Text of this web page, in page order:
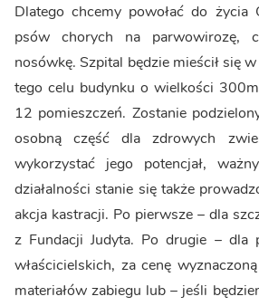
Dlatego chcemy powołać do życia
psów chorych na parwowirozę,
nosówkę. Szpital będzie mieścił się
tego celu budynku o wielkości
12 pomieszczeń. Zostanie
osobną część dla zdrowych
wykorzystać jego potencjał,
działalności stanie się także
akcja kastracji. Po pierwsze – dla
z Fundacji Judyta. Po drugie – dla
właścicielskich, za cenę
materiałów zabiegu lub – jeśli